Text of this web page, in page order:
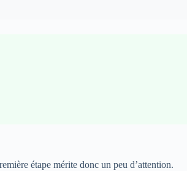
étape mérite donc un peu d’attention.